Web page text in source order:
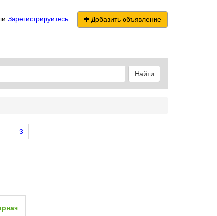
Зарегистрируйтесь Добавить объявление
Найти
3